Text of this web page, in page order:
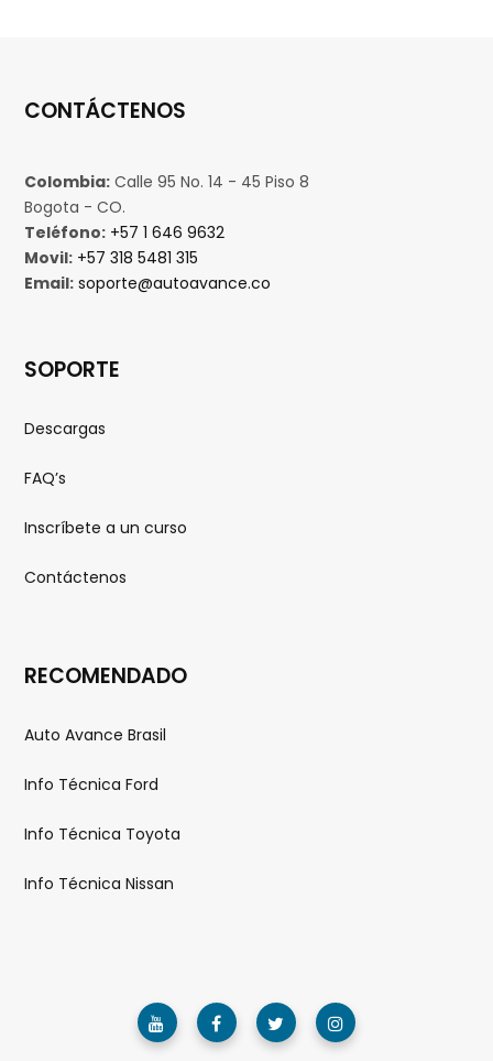
CONTÁCTENOS
Colombia: Calle 95 No. 14 - 45 Piso 8
Bogota - CO.
Teléfono: +57 1 646 9632
Movil: +57 318 5481 315
Email: soporte@autoavance.co
SOPORTE
Descargas
FAQ’s
Inscríbete a un curso
Contáctenos
RECOMENDADO
Auto Avance Brasil
Info Técnica Ford
Info Técnica Toyota
Info Técnica Nissan